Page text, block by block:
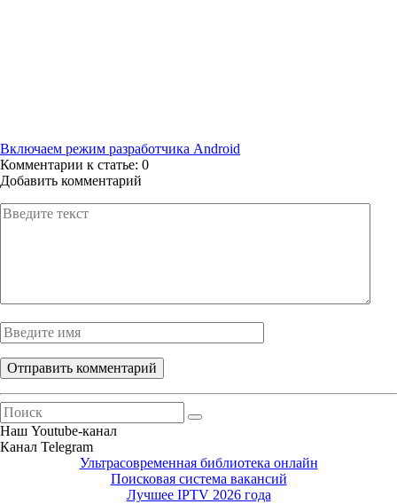
Включаем режим разработчика Android
Комментарии к статье: 0
Добавить комментарий
Наш Youtube-канал
Канал Telegram
Ультрасовременная библиотека онлайн
Поисковая система вакансий
Лучшее IPTV 2026 года